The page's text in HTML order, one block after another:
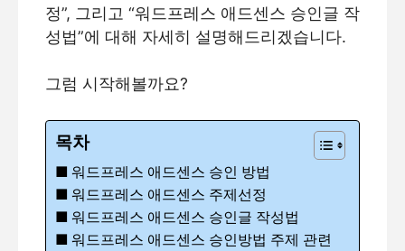
정”, 그리고 “워드프레스 애드센스 승인글 작
성법”에 대해 자세히 설명해드리겠습니다.
그럼 시작해볼까요?
목차
워드프레스 애드센스 승인 방법
워드프레스 애드센스 주제선정
워드프레스 애드센스 승인글 작성법
워드프레스 애드센스 승인방법 주제 관련